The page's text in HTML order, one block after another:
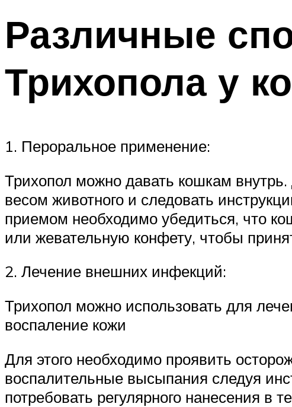
Различные
Трихопола у
1. Пероральное применение:
Трихопол можно давать кошкам
весом животного и следовать
приемом необходимо убедиться, что
или жевательную конфету, чтобы
2. Лечение внешних инфекций:
Трихопол можно использовать для
воспаление кожи
Для этого необходимо проявить
воспалительные высыпания следуя
потребовать регулярного нанесения в